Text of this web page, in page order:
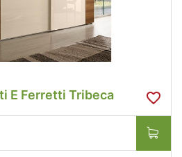
E Ferretti Tribeca